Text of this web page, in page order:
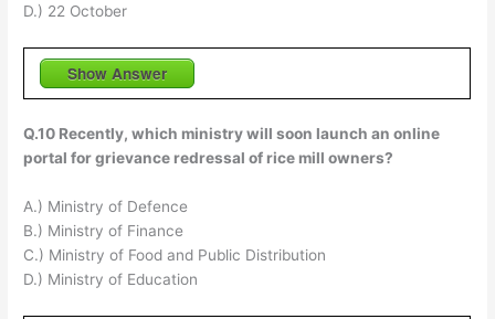
D.) 22 October
Show Answer
Q.10 Recently, which ministry will soon launch an online
portal for grievance redressal of rice mill owners?
A.) Ministry of Defence
B.) Ministry of Finance
C.) Ministry of Food and Public Distribution
D.) Ministry of Education